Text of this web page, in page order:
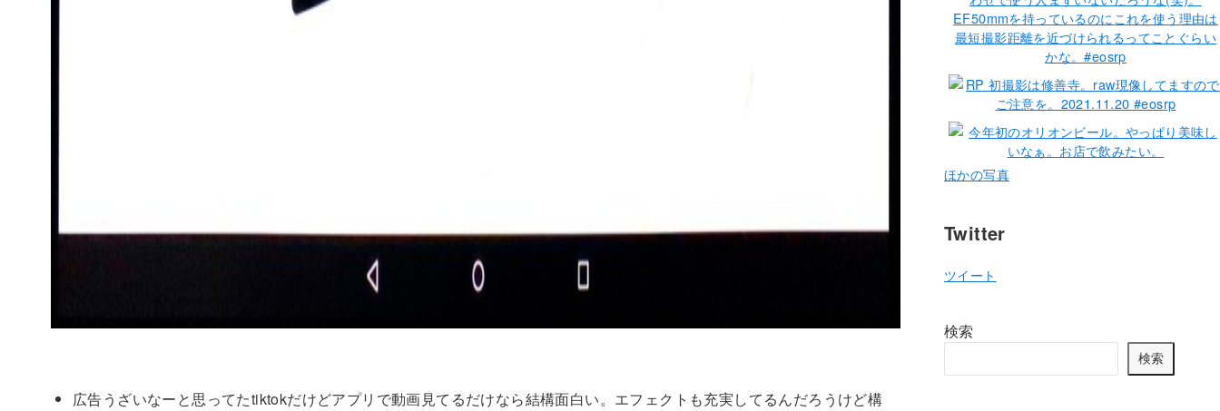
広告うざいなーと思ってたtiktokだけどアプリで動画見てるだけなら結構面白い。エフェクトも充実してるんだろうけど構
ほかの写真
Twitter
ツイート
検索
検索